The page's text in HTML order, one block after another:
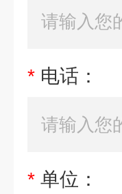
* 电话：
* 单位：